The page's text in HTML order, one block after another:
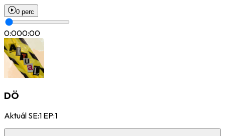
0 perc
0:000:00
DÖ
Aktuál SE:1 EP:1